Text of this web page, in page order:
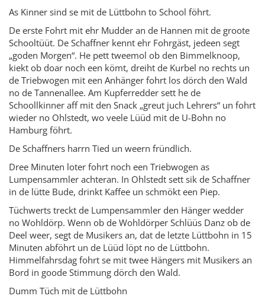
As Kinner sind se mit de Lüttbohn to School föhrt.
De erste Fohrt mit ehr Mudder an de Hannen mit de groote
Schooltüüt. De Schaffner kennt ehr Fohrgäst, jedeen segt
„goden Morgen“. He pett tweemol ob den Bimmelknoop,
kiekt ob doar noch een kömt, dreiht de Kurbel no rechts un
de Triebwogen mit een Anhänger fohrt los dörch den Wald
no de Tannenallee. Am Kupferredder sett he de
Schoollkinner aff mit den Snack „greut juch Lehrers“ un fohrt
wieder no Ohlstedt, wo veele Lüüd mit de U-Bohn no
Hamburg föhrt.
De Schaffners harrn Tied un weern fründlich.
Dree Minuten loter fohrt noch een Triebwogen as
Lumpensammler achteran. In Ohlstedt sett sik de Schaffner
in de lütte Bude, drinkt Kaffee un schmökt een Piep.
Tüchwerts treckt de Lumpensammler den Hänger wedder
no Wohldörp. Wenn ob de Wohldörper Schlüüs Danz ob de
Deel weer, segt de Musikers an, dat de letzte Lüttbohn in 15
Minuten abföhrt un de Lüüd löpt no de Lüttbohn.
Himmelfahrsdag fohrt se mit twee Hängers mit Musikers an
Bord in goode Stimmung dörch den Wald.
Dumm Tüch mit de Lüttbohn